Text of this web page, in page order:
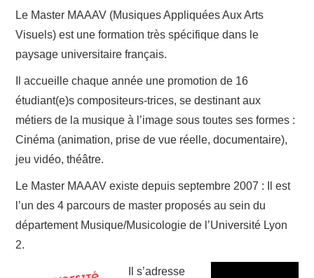
Le Master MAAAV (Musiques Appliquées Aux Arts
Visuels) est une formation très spécifique dans le
paysage universitaire français.
Il accueille chaque année une promotion de 16
étudiant(e)s compositeurs-trices, se destinant aux
métiers de la musique à l’image sous toutes ses formes :
Cinéma (animation, prise de vue réelle, documentaire),
jeu vidéo, théâtre.
Le Master MAAAV existe depuis septembre 2007 : Il est
l’un des 4 parcours de master proposés au sein du
département Musique/Musicologie de l’Université Lyon
2.
Il s’adresse